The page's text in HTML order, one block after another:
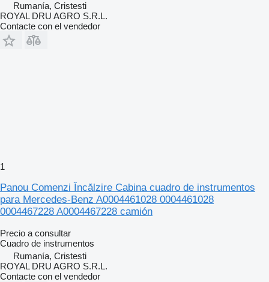
Rumanía, Cristesti
ROYAL DRU AGRO S.R.L.
Contacte con el vendedor
1
Panou Comenzi Încălzire Cabina cuadro de instrumentos
para Mercedes-Benz A0004461028 0004461028
0004467228 A0004467228 camión
Precio a consultar
Cuadro de instrumentos
Rumanía, Cristesti
ROYAL DRU AGRO S.R.L.
Contacte con el vendedor